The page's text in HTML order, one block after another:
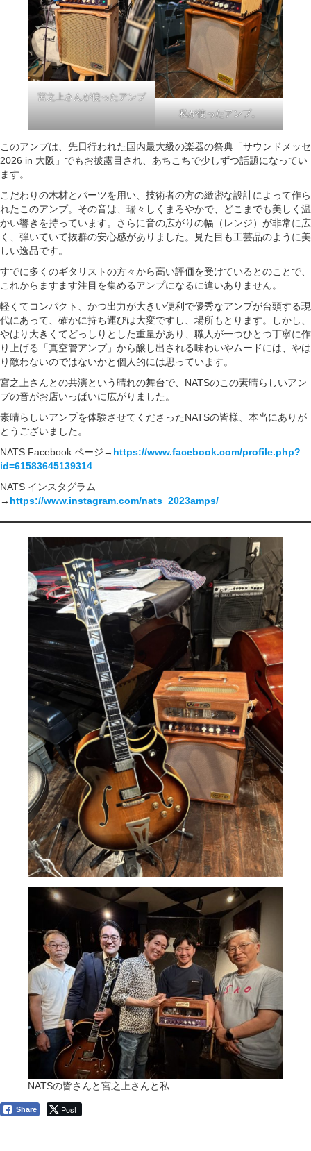
宮之上さんが使ったアンプ
私が使ったアンプ。
このアンプは、先日行われた国内最大級の楽器の祭典「サウンドメッセ
2026 in 大阪」でもお披露目され、あちこちで少しずつ話題になってい
ます。
こだわりの木材とパーツを用い、技術者の方の緻密な設計によって作ら
れたこのアンプ。その音は、瑞々しくまろやかで、どこまでも美しく温
かい響きを持っています。さらに音の広がりの幅（レンジ）が非常に広
く、弾いていて抜群の安心感がありました。見た目も工芸品のように美
しい逸品です。
すでに多くのギタリストの方々から高い評価を受けているとのことで、
これからますます注目を集めるアンプになるに違いありません。
軽くてコンパクト、かつ出力が大きい便利で優秀なアンプが台頭する現
代にあって、確かに持ち運びは大変ですし、場所もとります。しかし、
やはり大きくてどっしりとした重量があり、職人が一つひとつ丁寧に作
り上げる「真空管アンプ」から醸し出される味わいやムードには、やは
り敵わないのではないかと個人的には思っています。
宮之上さんとの共演という晴れの舞台で、NATSのこの素晴らしいアン
プの音がお店いっぱいに広がりました。
素晴らしいアンプを体験させてくださったNATSの皆様、本当にありが
とうございました。
NATS Facebook ページ→ https://www.facebook.com/profile.php?
id=61583645139314
NATS インスタグラム
→ https://www.instagram.com/nats_2023amps/
NATSの皆さんと宮之上さんと私…
Share Post